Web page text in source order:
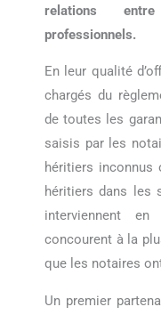
relations
professionnels.
En leur qualité
chargés du
de toutes les
saisis par les
héritiers
héritiers dans les
interviennent
concourent à la
que les notaires
Un premier